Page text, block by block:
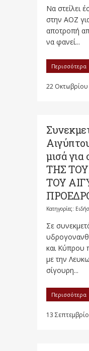
Να στείλει
στην ΑΟΖ
αποτροπή
να φανεί...
Περισσότερα
22
μισά
ΤΗΣ
ΤΟΥ
Κατηγορίες:
Σε
και Κύπρου
με την
σίγουρη...
Περισσότερα
13